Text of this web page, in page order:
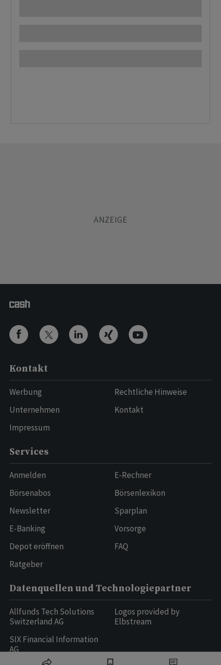
Kontakt
Werbung
Unternehmen
Impressum
Rechtliche Hinweise
Kontakt
Services
Anmelden
Börsenabos
Newsletter
E-Banking
Depot eröffnen
Ratgeber
E-Rechner
Börsenlexikon
Sparplan
Vorsorge
FAQ
Datenquellen und Technologiepartner
Allfunds Tech Solutions
Switzerland AG
SIX Financial Information
AG
Logos provided by
Elbstream